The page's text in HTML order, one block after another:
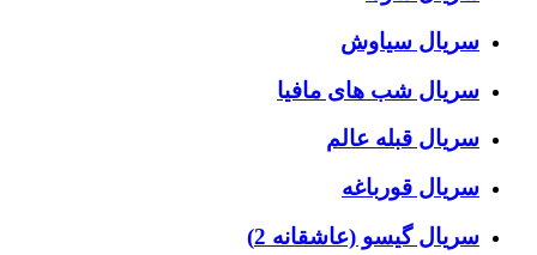
سریال سیاوش
سریال شب های مافیا
سریال قبله عالم
سریال قورباغه
سریال گیسو (عاشقانه 2)